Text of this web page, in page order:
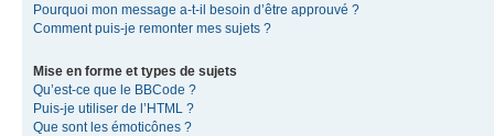
Pourquoi mon message a-t-il besoin d’être approuvé ?
Comment puis-je remonter mes sujets ?
Mise en forme et types de sujets
Qu’est-ce que le BBCode ?
Puis-je utiliser de l’HTML ?
Que sont les émoticônes ?